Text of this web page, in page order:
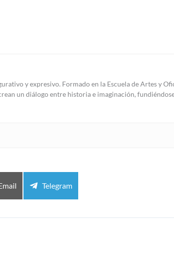
y expresivo. Formado en la Escuela de Artes y
un diálogo entre historia e imaginación,
Compartir
Telegram